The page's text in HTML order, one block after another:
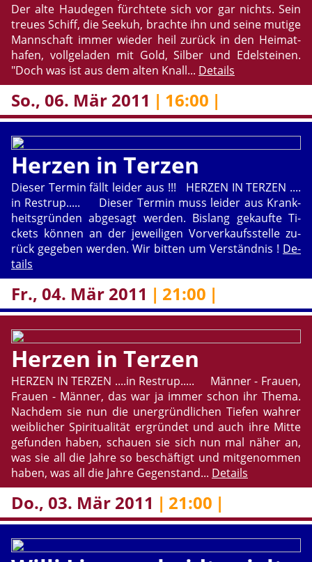
Der alte Hau­de­gen fürch­te­te sich vor gar nichts. Sein
treu­es Schiff, die See­kuh, brach­te ihn und seine mu­ti­ge
Mann­schaft immer wie­der heil zu­rück in den Hei­mat­
ha­fen, voll­ge­la­den mit Gold, Sil­ber und Edel­stei­nen.
"Doch was ist aus dem alten Knall... De­tails
So., 06. Mär 2011 | 16:00 |
Her­zen in Ter­zen
Die­ser Ter­min fällt lei­der aus !!! HER­ZEN IN TER­ZEN ....​
in Restrup..... Die­ser Ter­min muss lei­der aus Krank­
heits­grün­den ab­ge­sagt wer­den. Bis­lang ge­kauf­te Ti­
ckets kön­nen an der je­wei­li­gen Vor­ver­kaufs­stel­le zu­
rück ge­ge­ben wer­den. Wir bit­ten um Ver­ständ­nis ! De­
tails
Fr., 04. Mär 2011 | 21:00 |
Her­zen in Ter­zen
HER­ZEN IN TER­ZEN ....​in Restrup..... Män­ner - Frau­en,
Frau­en - Män­ner, das war ja immer schon ihr Thema.
Nach­dem sie nun die un­er­gründ­li­chen Tie­fen wah­rer
weib­li­cher Spi­ri­tua­li­tät er­grün­det und auch ihre Mitte
ge­fun­den haben, schau­en sie sich nun mal näher an,
was sie all die Jahre so be­schäf­tigt und mit­ge­nom­men
haben, was all die Jahre Ge­gen­stand... De­tails
Do., 03. Mär 2011 | 21:00 |